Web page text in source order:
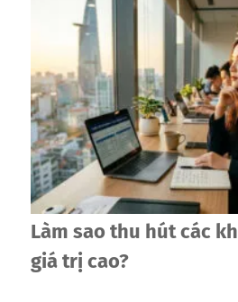
Làm sao thu hút các
giá trị cao?